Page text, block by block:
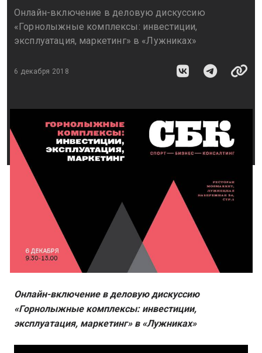
Онлайн-включение в деловую дискуссию
«Горнолыжные комплексы: инвестиции,
эксплуатация, маркетинг» в «Лужниках»
6 декабря 2018
Онлайн-включение в деловую дискуссию
«Горнолыжные комплексы: инвестиции,
эксплуатация, маркетинг» в «Лужниках»